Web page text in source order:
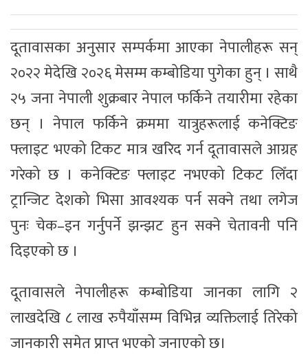
दूतावासका अनुसार सम्पर्कमा आएका नेपालीहरू सन्
२०२२ मेदेखि २०२६ मेसम्म कम्बोडिया पुगेका हुन् । साथै
२५ जना नेपाली शुक्रबार नेपाल फर्किने तयारीमा रहेका
छन् । नेपाल फर्किने क्रममा यात्रुहरूलाई कनेक्टिङ
फ्लाइट भएको टिकट मात्र खरिद गर्न दूतावासले आग्रह
गरेको छ । कनेक्टिङ फ्लाइट नभएको टिकट लिँदा
ट्रान्जिट देशको भिसा आवश्यक पर्न सक्ने तथा लगेज
पुनः चेक–इन गर्नुपर्ने झन्झट हुन सक्ने चेतावनी पनि
दिइएको छ ।
दूतावासले नेपालीहरू कम्बोडिया जानका लागि २
लाखदेखि ८ लाख रुपैयाँसम्म विभिन्न व्यक्तिलाई तिरेको
जानकारी समेत प्राप्त भएको जनाएको छ।